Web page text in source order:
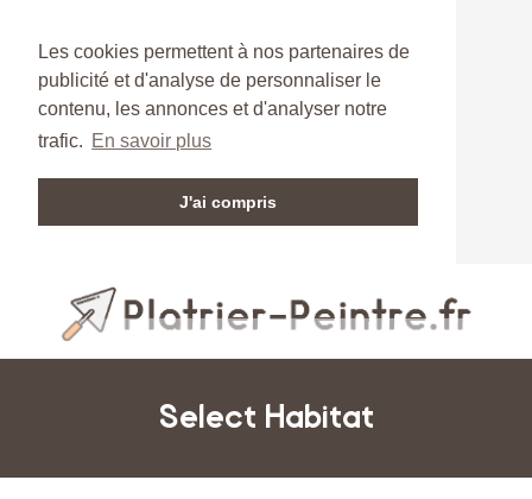
Les cookies permettent à nos partenaires de
publicité et d'analyse de personnaliser le
contenu, les annonces et d'analyser notre
trafic. En savoir plus
J'ai compris
Select Habitat